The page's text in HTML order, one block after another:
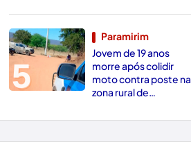
5
Paramirim
Jovem de 19 anos
morre após colidir
moto contra poste na
zona rural de